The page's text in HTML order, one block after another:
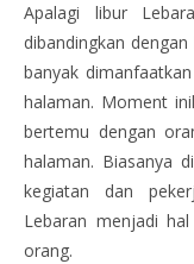
Apalagi libur
dibandingkan
banyak
halaman. Moment
bertemu dengan
halaman. Biasanya
kegiatan dan
Lebaran menjadi
orang.